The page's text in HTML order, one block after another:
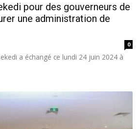
pour des gouverneurs de
une administration de
0
a échangé ce lundi 24 juin 2024 à